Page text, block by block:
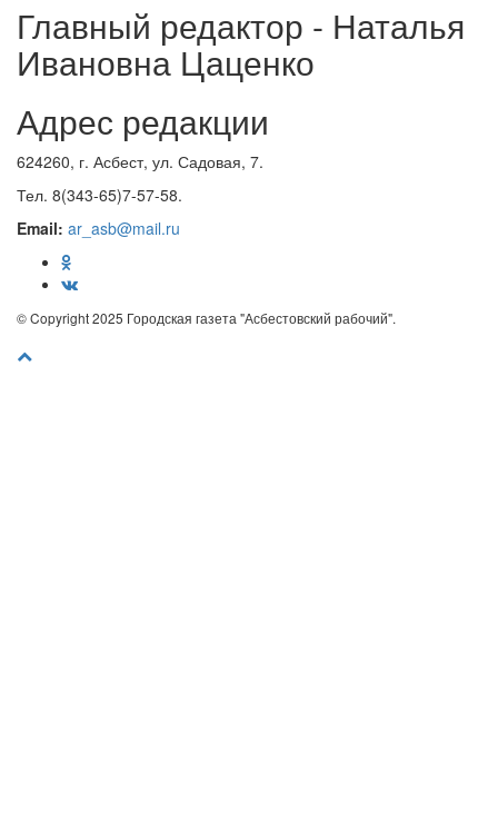
Главный редактор - Наталья
Ивановна Цаценко
Адрес редакции
624260, г. Асбест, ул. Садовая, 7.
Тел. 8(343-65)7-57-58.
Email: ar_asb@mail.ru
© Copyright 2025 Городская газета "Асбестовский рабочий".